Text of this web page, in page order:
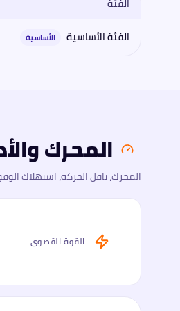
الفئة الأساسية
الأساسية
المحرك
المحرك، ناقل الحركة، استهلاك
القوة القصوى